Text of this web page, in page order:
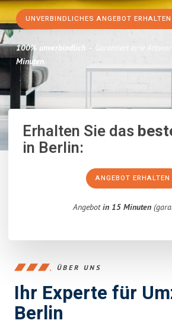
UNVERBINDLICHES ANGEBOT ERHALTEN
100% unverbindlich – Garantiert eine Antwort
Minuten.
Erhalten Sie das
in Berlin:
ANGEBOT ERHALTEN
Angebotin 15 Minuten
ÜBER UNS
Ihr Experte für
Berlin